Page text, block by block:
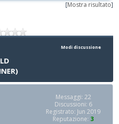
[Mostra risultato]
Modi discussione
Messaggi: 22
Discussioni: 6
Registrato: Jun 2019
Reputazione: 3